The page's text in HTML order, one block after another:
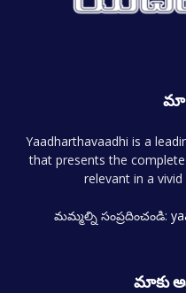
మా
Yaadharthavaadhi is a
that presents the
relevant in a
మమ్మల్ని సంప్రదించండి:
మాకు